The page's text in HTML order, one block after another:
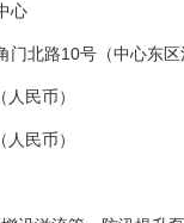
心
北路10号（中心东区
民币）
民币）